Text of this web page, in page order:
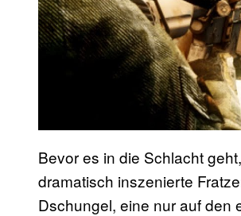
Bevor es in die Schlacht
dramatisch inszenierte
Dschungel, eine nur auf den